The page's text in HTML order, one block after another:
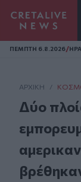
Homepage
ΠΕΜΠΤΗ 6.8.2026/
ΑΡΧΙΚΗ /
Δύο